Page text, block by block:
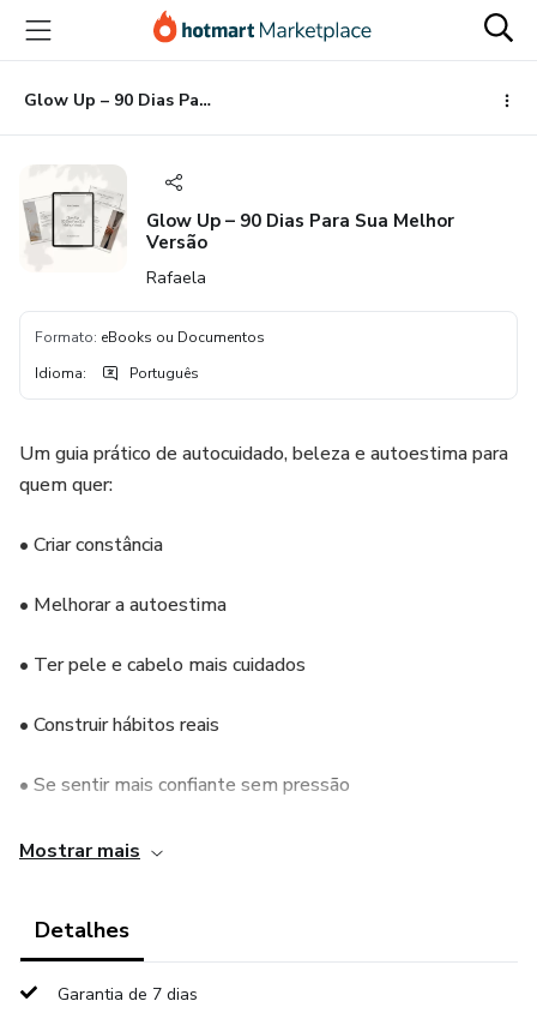
para
conteúdo
principal
para
pagamento
para
rodapé
Glow Up – 90 Dias Para Sua Melhor Versão
Glow Up – 90 Dias Para Sua Melhor
Versão
Rafaela
Formato: eBooks ou Documentos
Idioma: Português
Um guia prático de autocuidado, beleza e autoestima para
quem quer:
• Criar constância
• Melhorar a autoestima
• Ter pele e cabelo mais cuidados
• Construir hábitos reais
• Se sentir mais confiante sem pressão
Inclui:
✓ Checklists por capítulo
Mostrar mais
Detalhes
Garantia de 7 dias